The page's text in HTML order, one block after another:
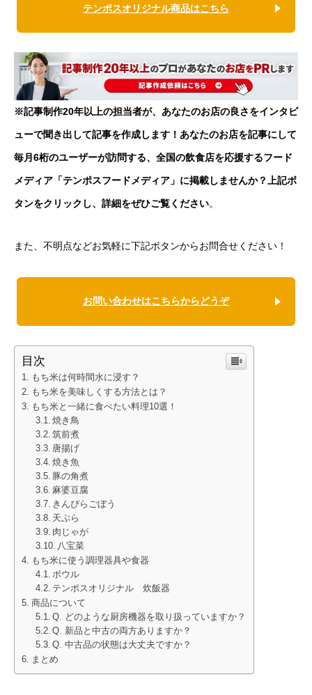
テンポスオリジナル商品はこちら
※記事制作20年以上の担当者が、あなたのお店の良さをインタビ
ューで聞き出して記事を作成します！あなたのお店を記事にして
毎月6桁のユーザーが訪問する、全国の飲食店を応援するフード
メディア「テンポスフードメディア」に掲載しませんか？上記ボ
タンをクリックし、詳細をぜひご覧ください。
また、不明点などお気軽に下記ボタンからお問合せください！
お問い合わせはこちらからどうぞ
目次
もち米は何時間水に浸す？
もち米を美味しくする方法とは？
もち米と一緒に食べたい料理10選！
焼き鳥
筑前煮
唐揚げ
焼き魚
豚の角煮
麻婆豆腐
きんぴらごぼう
天ぷら
肉じゃが
八宝菜
もち米に使う調理器具や食器
ボウル
テンポスオリジナル 炊飯器
商品について
Q. どのような厨房機器を取り扱っていますか？
Q. 新品と中古の両方ありますか？
Q. 中古品の状態は大丈夫ですか？
まとめ